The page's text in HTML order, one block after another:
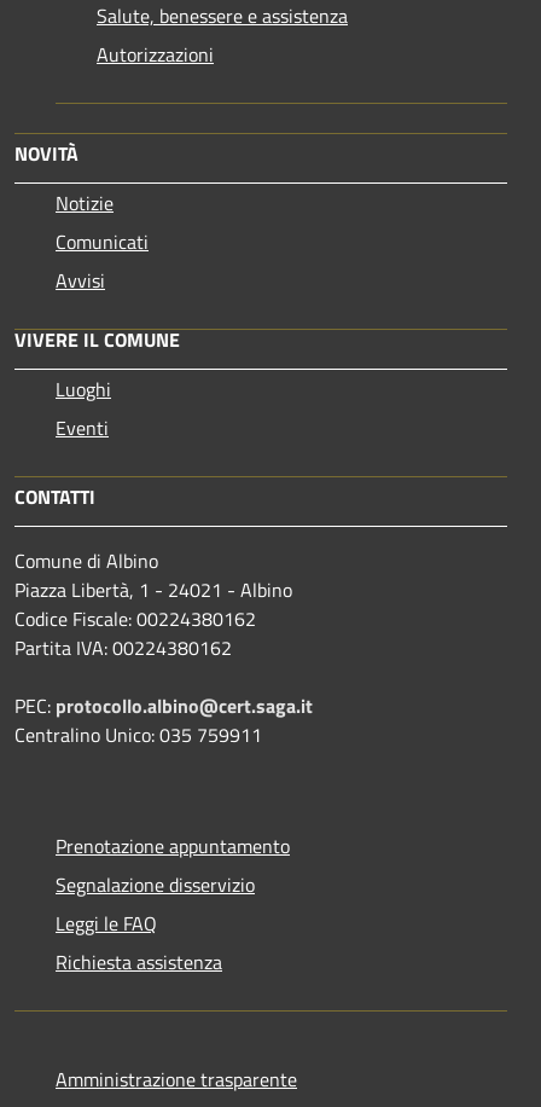
Salute, benessere e assistenza
Autorizzazioni
NOVITÀ
Notizie
Comunicati
Avvisi
VIVERE IL COMUNE
Luoghi
Eventi
CONTATTI
Comune di Albino
Piazza Libertà, 1 - 24021 - Albino
Codice Fiscale: 00224380162
Partita IVA: 00224380162
PEC: protocollo.albino@cert.saga.it
Centralino Unico: 035 759911
Prenotazione appuntamento
Segnalazione disservizio
Leggi le FAQ
Richiesta assistenza
Amministrazione trasparente